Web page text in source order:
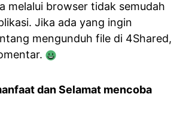
melalui browser tidak semudah
Jika ada yang ingin
mengunduh file di 4Shared,
dan Selamat mencoba